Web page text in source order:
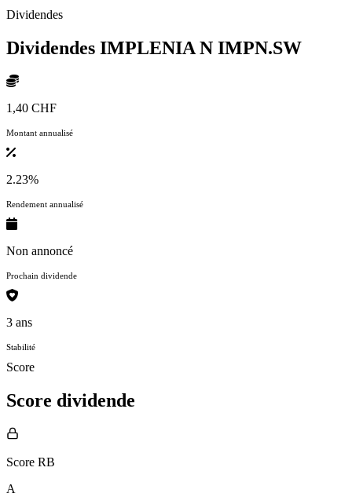
Dividendes
Dividendes IMPLENIA N IMPN.SW
1,40 CHF
Montant annualisé
2.23%
Rendement annualisé
Non annoncé
Prochain dividende
3 ans
Stabilité
Score
Score dividende
Score RB
A